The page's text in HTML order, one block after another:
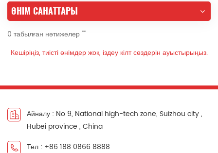
português
العربية
한국의 Türkçe
中文
Filipino
ӨНІМ САНАТТАРЫ
0 табылған нәтижелер ""
Кешіріңіз, тиісті өнімдер жоқ, іздеу кілт сөздерін ауыстырыңыз.
Айналу : No 9, National high-tech zone, Suizhou city ,
Hubei province , China
Тел : +86 188 0866 8888